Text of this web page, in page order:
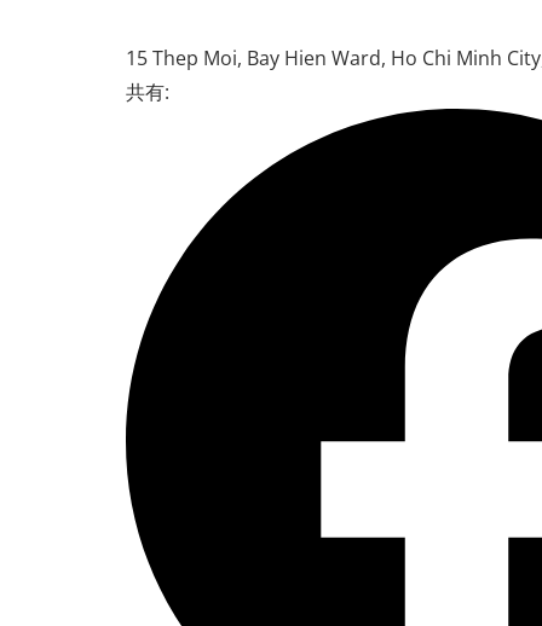
15 Thep Moi, Bay Hien Ward, Ho Chi Minh
共有: